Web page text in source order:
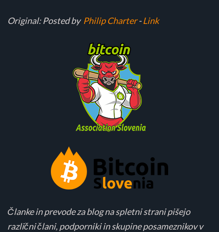
Original: Posted by Philip Charter-Link
Članke in prevode za blog na spletni strani pišejo
različni člani, podporniki in skupine posameznikov v